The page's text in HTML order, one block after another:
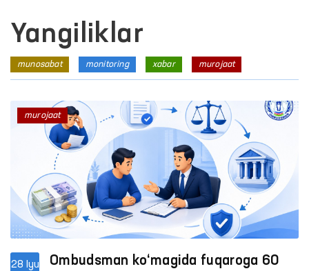
Yangiliklar
munosabat monitoring xabar murojaat
28 Iyu
Ombudsman ko‘magida fuqaroga 60
murojaat